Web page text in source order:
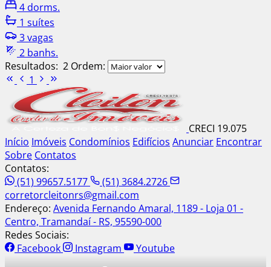
4 dorms.
1 suítes
3 vagas
2 banhs.
Resultados: 2 Ordem:
1
CRECI 19.075
Início Imóveis Condomínios Edifícios Anunciar Encontrar
Sobre Contatos
Contatos:
(51) 99657.5177
(51) 3684.2726
corretorcleitonrs@gmail.com
Endereço: Avenida Fernando Amaral, 1189 - Loja 01 -
Centro, Tramandaí - RS, 95590-000
Redes Sociais:
Facebook
Instagram Youtube